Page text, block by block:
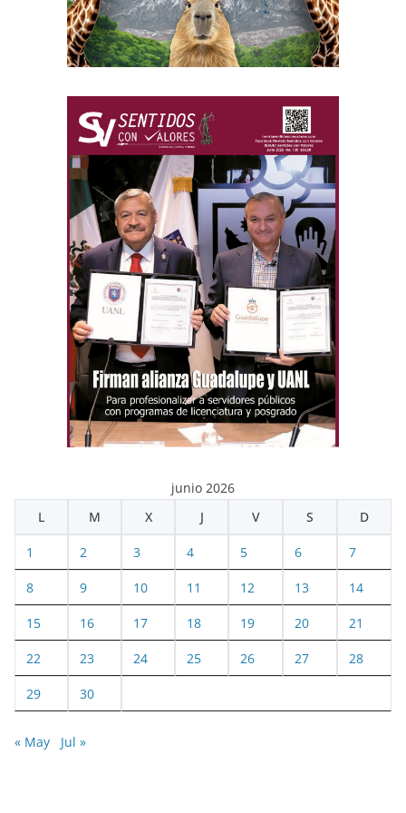
junio 2026
L
M X J V S D
1 2 3 4 5 6 7
8 9 10 11 12 13 14
15 16 17 18 19 20 21
22 23 24 25 26 27 28
29 30
« May Jul »